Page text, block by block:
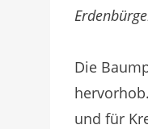
Die
und für